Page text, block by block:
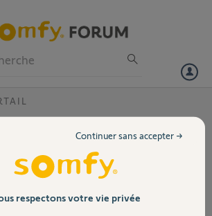
mon téléphone
un portail avec élixir 500 3 s II et
tel pour faire fonctionner le portail
respectons votre vie privée
Continuer sans accepter →